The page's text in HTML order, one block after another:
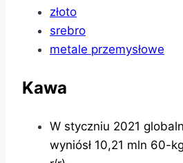
złoto
srebro
metale przemysłowe
Kawa
W styczniu 2021
wyniósł 10,21 mln 60-